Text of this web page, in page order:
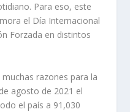
Para eso, este
el Día Internacional
Forzada en distintos
razones para la
agosto de 2021 el
el país a 91,030